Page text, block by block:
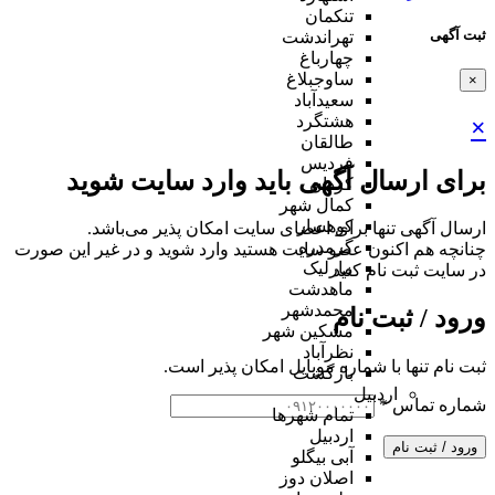
ثبت آگهی
×
×
برای ارسال آگهی باید وارد سایت شوید
ارسال آگهی تنها برای اعضای سایت امکان پذیر می‌باشد.
چنانچه هم‌ اکنون عضو سایت هستید وارد شوید و در غیر این صورت
در سایت ثبت نام کنید
ورود / ثبت نام
ثبت نام تنها با شماره موبایل امکان پذیر است.
شماره تماس*
ورود / ثبت نام
تنکمان
تهراندشت
چهارباغ
ساوجبلاغ
سعیدآباد
هشتگرد
طالقان
فردیس
کردان
کمال شهر
کوهسار
گرمدره
مارلیک
ماهدشت
محمدشهر
مشکین شهر
نظرآباد
بازگشت
اردبیل
تمام شهر‌ها
اردبیل
آبی بیگلو
اصلان دوز